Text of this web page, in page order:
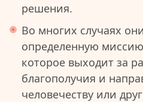
решения.
Во многих случаях
определенную
которое выходит за
благополучия и
человечеству или